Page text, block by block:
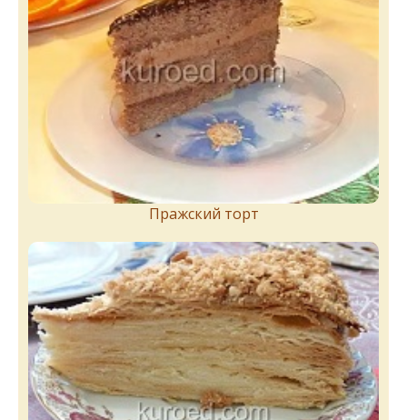
Пражский торт